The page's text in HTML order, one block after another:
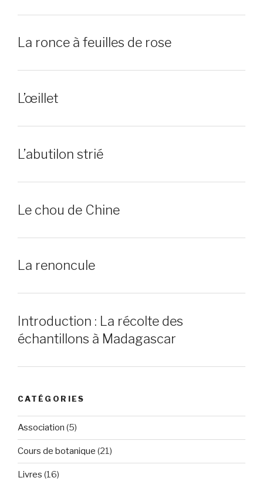
La ronce à feuilles de rose
L’œillet
L’abutilon strié
Le chou de Chine
La renoncule
Introduction : La récolte des
échantillons à Madagascar
CATÉGORIES
Association (5)
Cours de botanique (21)
Livres (16)